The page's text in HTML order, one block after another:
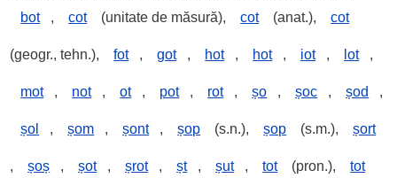
bot
, cot (unitate de măsură), cot (anat.), cot
(geogr., tehn.), fot , got , hot , hot , iot , lot ,
mot , not , ot , pot , rot , șo , șoc , șod ,
șol , șom , șont , șop (s.n.), șop (s.m.), șort
, șoș , șot , șrot , șt , șut , tot (pron.), tot